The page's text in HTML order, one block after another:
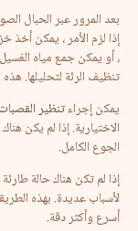
بعد المرور عبر الحبال
إذا لزم الأمر ، يمكن أخذ
، أو يمكن جمع مياه
تنظيف الرئة لتحليلها.
يمكن إجراءتنظير القصبات
الجوع الكامل.
إذا لم تكن هناك حالة
لأسباب عديدة. بهذه
أسرع وأكثر دقة.